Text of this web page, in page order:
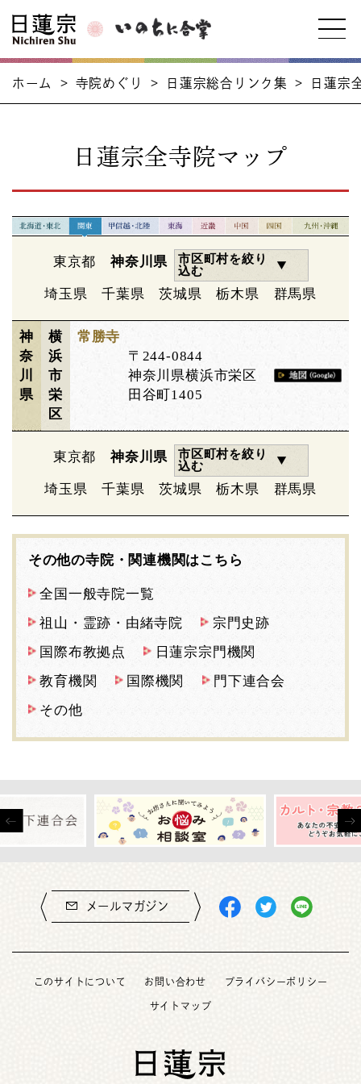
ホーム > 寺院めぐり > 日蓮宗総合リンク集 > 日蓮宗
日蓮宗全寺院マップ
東京都 神奈川県
市区町村を絞り
込む
埼玉県 千葉県 茨城県 栃木県 群馬県
神
奈
川
県
横
浜
市
栄
区
常勝寺
〒244-0844
神奈川県横浜市栄区
田谷町1405
東京都 神奈川県
市区町村を絞り
込む
埼玉県 千葉県 茨城県 栃木県 群馬県
その他の寺院・関連機関はこちら
全国一般寺院一覧
祖山・霊跡・由緒寺院
宗門史跡
国際布教拠点
日蓮宗宗門機関
教育機関
国際機関
門下連合会
その他
メールマガジン
このサイトについて お問い合わせ プライバシーポリシー
サイトマップ